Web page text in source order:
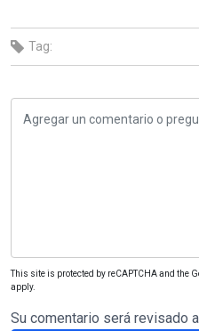
Tag:
This site is protected by reCAPTCHA and the
apply.
Su comentario será revisado